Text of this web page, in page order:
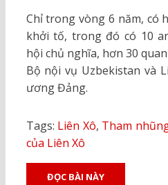
Chỉ trong vòng 6 năm, có
khởi tố, trong đó có 10
hội chủ nghĩa, hơn 30
Bộ nội vụ Uzbekistan và
ương Đảng.
Tags: Liên Xô, Tham
của Liên Xô
ĐỌC BÀI NÀY